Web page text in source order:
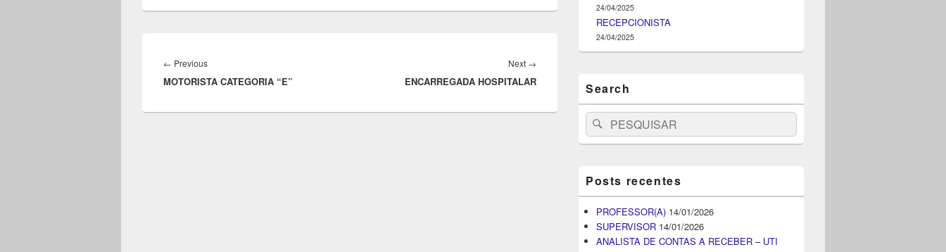
de
Post
← PreviousPrevious
post:
MOTORISTA CATEGORIA “E”
Next →
post:
ENCARREGADA HOSPITALAR
24/04/2025
RECEPCIONISTA
24/04/2025
Search
Search
for:
Pesquisar
Posts recentes
PROFESSOR(A) 14/01/2026
SUPERVISOR 14/01/2026
ANALISTA DE CONTAS A RECEBER – UTI